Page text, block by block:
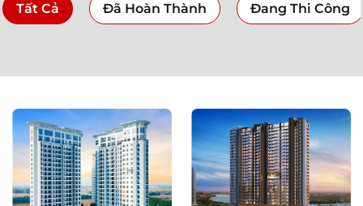
Tất Cả Đã Hoàn Thành Đang Thi Công